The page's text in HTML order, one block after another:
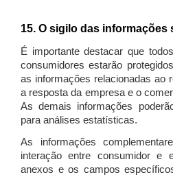
15. O sigilo das informações
É importante destacar que
consumidores estarão
as informações relacionadas ao
a resposta da empresa e o
As demais informações
para análises estatísticas.
As informações
interação entre consumidor e
anexos e os campos